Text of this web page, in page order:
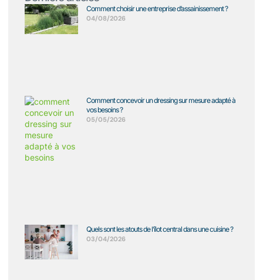
Comment choisir une entreprise d’assainissement ?
04/08/2026
Comment concevoir un dressing sur mesure adapté à
vos besoins ?
05/05/2026
Quels sont les atouts de l’îlot central dans une cuisine ?
03/04/2026